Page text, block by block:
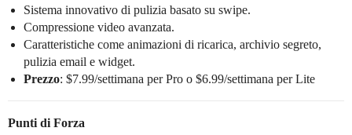
Sistema innovativo di pulizia basato su swipe.
Compressione video avanzata.
Caratteristiche come animazioni di ricarica, archivio segreto,
pulizia email e widget.
Prezzo: $7.99/settimana per Pro o $6.99/settimana per Lite
Punti di Forza